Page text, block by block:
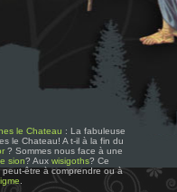
le Chateau : La fabuleuse
le Chateau! A t-il à la fin du
? Sommes nous face à une
sion? Aux wisigoths? Ce
être à comprendre ou à